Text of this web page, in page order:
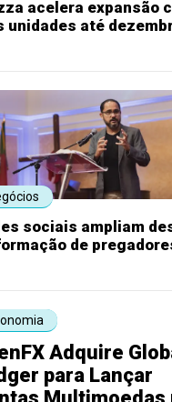
acelera expansão
unidades até
sociais ampliam
de
Adquire
para Lançar
Multimoedas